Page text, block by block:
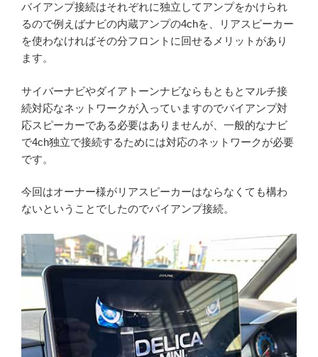
バイアンプ接続はそれぞれに独立してアンプをかけられ
るので例えばナビの内蔵アンプの4chを、リアスピーカー
を使わなければその分フロントに回せるメリットがあり
ます。
サイバーナビやダイアトーンナビならもともとマルチ接
続対応なネットワークが入っていますのでバイアンプ対
応スピーカーである必要はありませんが、一般的なナビ
で4ch独立で接続するためには対応のネットワークが必要
です。
今回はオーナー様がリアスピーカーはならなくても構わ
ないということでしたのでバイアンプ接続。